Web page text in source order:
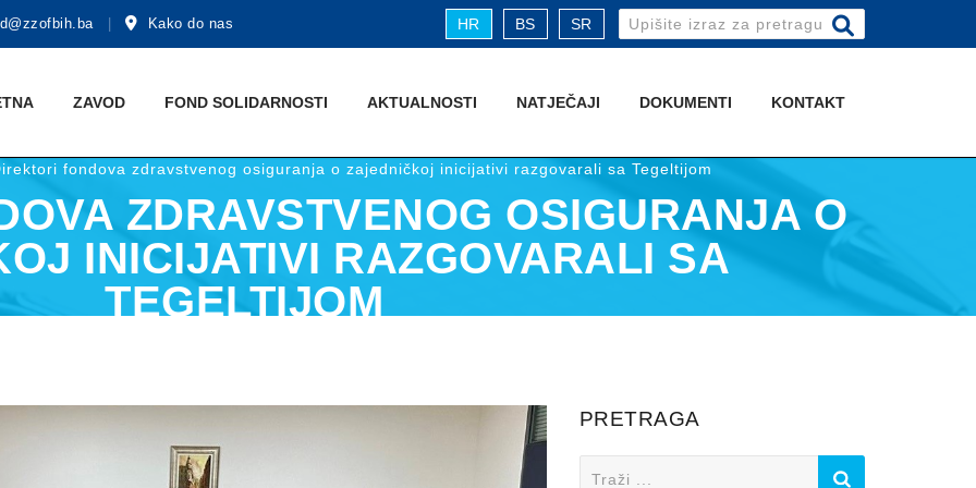
Kako do nas HR BS SR
Search
for:
ZAVOD FOND SOLIDARNOSTI AKTUALNOSTI NATJEČAJI DOKUMENTI KONTAKT
fondova zdravstvenog osiguranja o zajedničkoj inicijativi razgovarali sa Tegeltijom
ZDRAVSTVENOG OSIGURANJA O
INICIJATIVI RAZGOVARALI SA
TEGELTIJOM
PRETRAGA